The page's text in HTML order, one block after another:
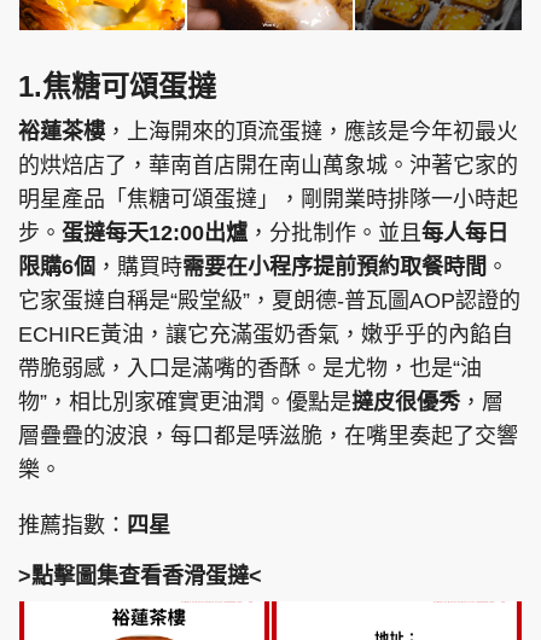
1.焦糖可頌蛋撻
裕蓮茶樓 ，上海開來的頂流蛋撻，應該是今年初最火
的烘焙店了，華南首店開在南山萬象城。沖著它家的
明星產品「焦糖可頌蛋撻」，剛開業時排隊一小時起
步。 蛋撻每天12:00出爐 ，分批制作。並且每人每日
限購6個 ，購買時需要在小程序提前預約取餐時間 。
它家蛋撻自稱是“殿堂級”，夏朗德-普瓦圖AOP認證的
ECHIRE黃油，讓它充滿蛋奶香氣，嫩乎乎的內餡自
帶脆弱感，入口是滿嘴的香酥。是尤物，也是“油
物”，相比別家確實更油潤。優點是撻皮很優秀 ，層
層疊疊的波浪，每口都是哢滋脆，在嘴里奏起了交響
樂。
推薦指數： 四星
>點擊圖集查看香滑蛋撻<